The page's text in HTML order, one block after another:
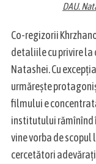
DAU.
Co-regizorii
detaliile cu privire la
Natashei. Cu
urmărește
filmului e
institutului rămînînd
vine vorba de scopul
cercetători